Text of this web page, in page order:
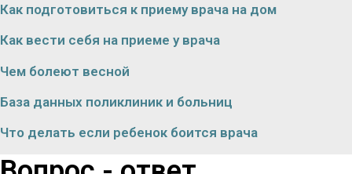
Как подготовиться к приему врача на дом
Как вести себя на приеме у врача
Чем болеют весной
База данных поликлиник и больниц
Что делать если ребенок боится врача